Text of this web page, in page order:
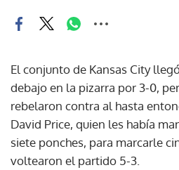
El conjunto de Kansas City
debajo en la pizarra por 3-0,
rebelaron contra al hasta
David Price, quien les había
siete ponches, para marcarle
voltearon el partido 5-3.